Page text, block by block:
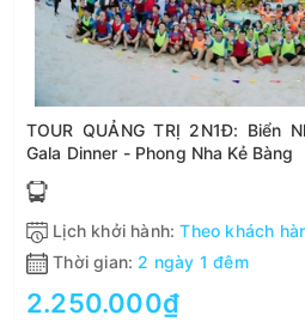
TOUR QUẢNG TRỊ 2N1Đ: Biển
Gala Dinner - Phong Nha Kẻ Bàng
Lịch khởi hành:Theo khách
Thời gian: 2 ngày 1 đêm
2.250.000₫